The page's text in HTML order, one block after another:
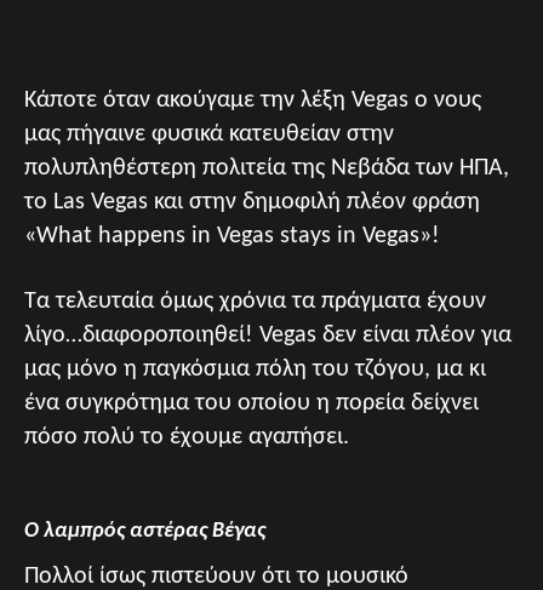
Κάποτε όταν ακούγαμε την λέξη Vegas ο νους
μας πήγαινε φυσικά κατευθείαν στην
πολυπληθέστερη πολιτεία της Νεβάδα των ΗΠΑ,
το Las Vegas και στην δημοφιλή πλέον φράση
«What happens in Vegas stays in Vegas»!
Tα τελευταία όμως χρόνια τα πράγματα έχουν
λίγο…διαφοροποιηθεί! Vegas δεν είναι πλέον για
μας μόνο η παγκόσμια πόλη του τζόγου, μα κι
ένα συγκρότημα του οποίου η πορεία δείχνει
πόσο πολύ το έχουμε αγαπήσει.
Ο λαμπρός αστέρας Βέγας
Πολλοί ίσως πιστεύουν ότι το μουσικό